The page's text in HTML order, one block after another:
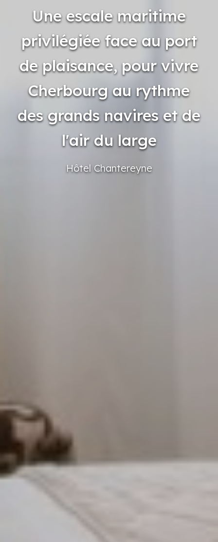
Une escale maritime
privilégiée face au port
de plaisance, pour vivre
Cherbourg au rythme
des grands navires et de
l'air du large
Hôtel Chantereyne